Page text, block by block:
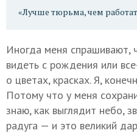
«Лучше тюрьма, чем
Иногда меня спрашивают,
видеть с рождения или
о цветах, красках. Я,
Потому что у меня
знаю, как выглядит небо,
радуга — и это великий